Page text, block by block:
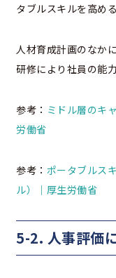
タブルスキルを高め
人材育成計画のなか
研修により社員の能
参考： ミドル層のキ
労働省
参考： ポータブルス
ル）｜厚生労働省
5-2. 人事評価